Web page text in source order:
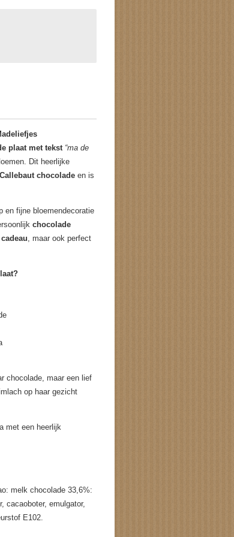
plaat met tekst “ma de
Dit heerlijke
Callebaut chocolade en is
en fijne bloemendecoratie
chocolade
, maar ook perfect
chocolade, maar een lief
op haar gezicht
met een heerlijk
melk chocolade 33,6%:
cacaoboter, emulgator,
E102.